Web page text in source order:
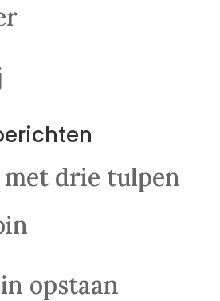
drie tulpen
opstaan